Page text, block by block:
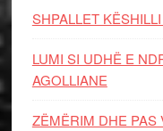
SHPALLET
LUMI SI UDHË E
AGOLLIANE
ZËMËRIM DHE PAS